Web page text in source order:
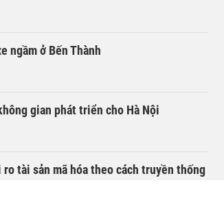
ngầm ở Bến Thành
gian phát triển cho Hà Nội
tài sản mã hóa theo cách truyền thống